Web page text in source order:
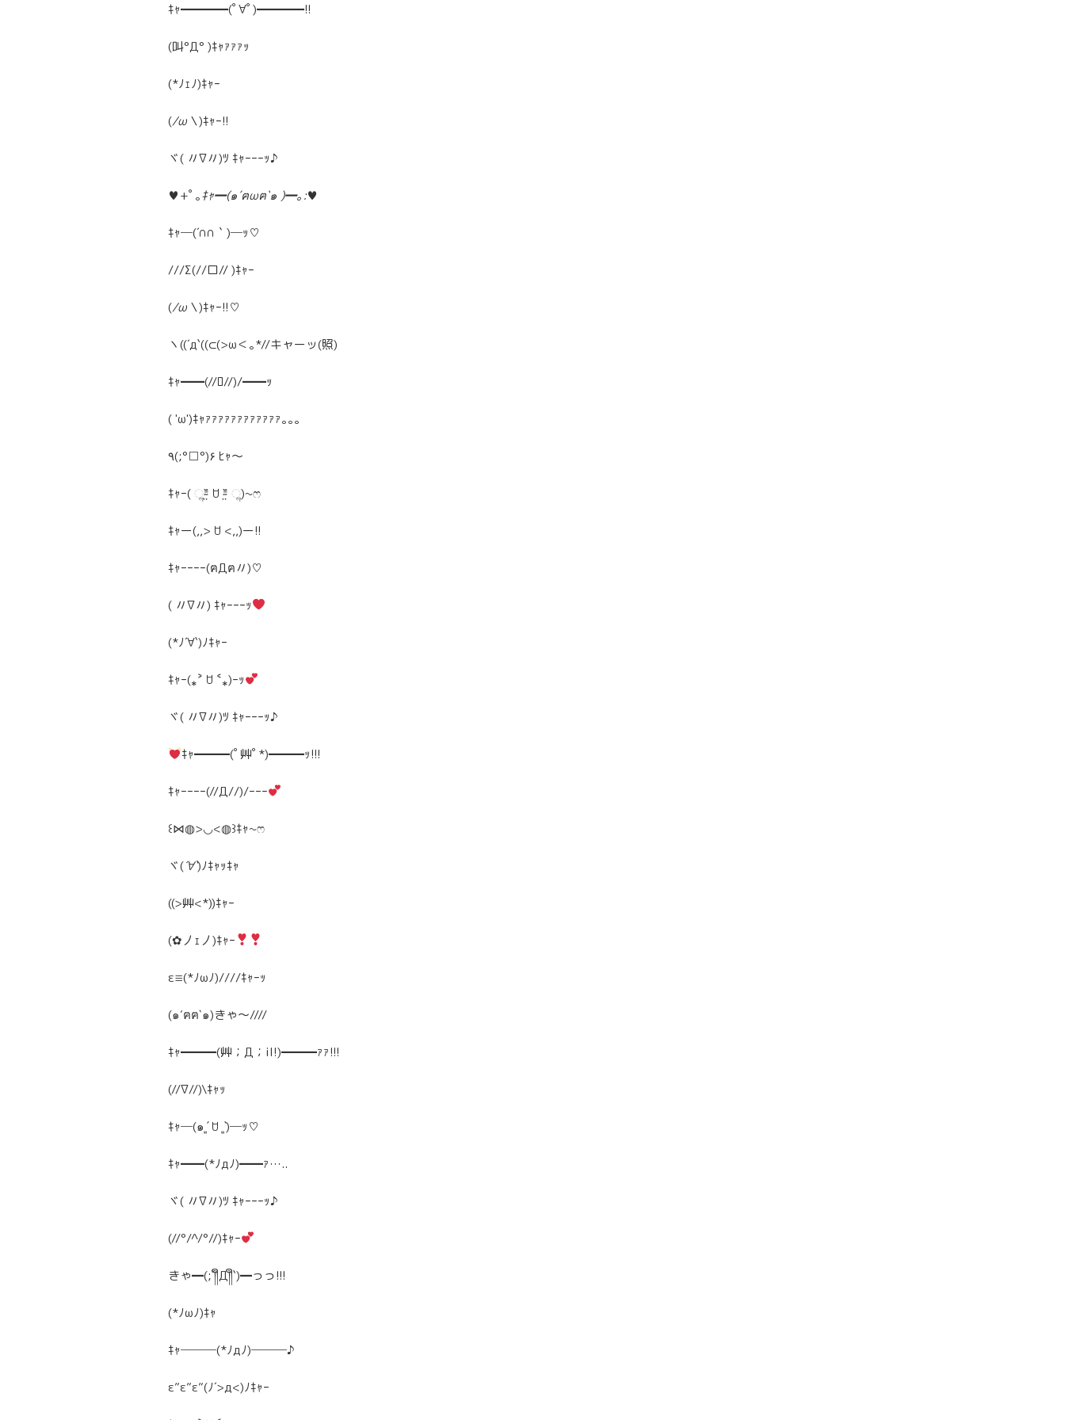
ｷｬ━━━━(ﾟ∀ﾟ)━━━━!!
(叫°Д° )ｷｬｧｧｧｯ
(*ﾉｪﾉ)ｷｬｰ
(/ω＼)ｷｬｰ!!
ヾ( 〃∇〃)ﾂ ｷｬｰｰｰｯ♪
♥+ﾟ｡ｷｬ━(๑′ฅωฅ‵๑ )━｡:♥
ｷｬ─(´∩∩｀)─ｯ♡
///Σ(//ロ// )ｷｬｰ
(/ω＼)ｷｬｰ!!♡
ヽ((´д`((⊂(>ω＜｡*//キャーッ(照)
ｷｬ━━(//ﾛ//)/━━ｯ
( 'ω')ｷｬｧｧｧｧｧｧｧｧｧｧｧｧ｡｡｡
٩(;°□°)۶ ﾋｬ〜
ｷｬｰ( ૢ⁼̴̤̆ ꇴ ⁼̴̤̆ ૢ)~ෆ
ｷｬー(,,> ꇴ <,,)ー!!
ｷｬｰｰｰｰ(ฅДฅ〃)♡
( 〃∇〃) ｷｬｰｰｰｯ
(*ﾉ´∀`)ﾉｷｬｰ
ｷｬｰ(⁎˃ ꇴ ˂⁎)ｰｯ
ヾ( 〃∇〃)ﾂ ｷｬｰｰｰｯ♪
ｷｬ━━━(ﾟ艸ﾟ*)━━━ｯ!!!
ｷｬｰｰｰｰ(//Д//)/ｰｰｰ
꒰⋈◍>◡<◍꒱ｷｬ~ෆ
ヾ(´∀`)ﾉｷｬｯｷｬ
((>艸<*))ｷｬｰ
(✿丿ｪ丿)ｷｬｰ
ε≡(*ﾉωﾉ)////ｷｬｰｯ
(๑′ฅฅ‵๑)きゃ〜////
ｷｬ━━━(艸；Д；il!)━━━ｧｧ!!!
(//∇//)\ｷｬｯ
ｷｬ─(๑ˊ͈ ꇴ ˋ͈)─ｯ♡
ｷｬ━━(*ﾉдﾉ)━━ｧ…..
ヾ( 〃∇〃)ﾂ ｷｬｰｰｰｯ♪
(//°/^/°//)ｷｬｰ
きゃ━(;´༎ຶД༎ຶ`)━っっ!!!
(*ﾉωﾉ)ｷｬ
ｷｬ───(*ﾉдﾉ)───♪
ε”ε”ε”(ﾉ´>д<)ﾉｷｬｰ